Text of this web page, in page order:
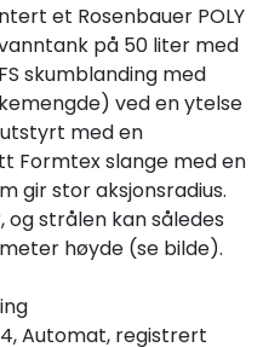
et Rosenbauer POLY
på 50 liter med
skumblanding med
ved en ytelse
med en
Formtex slange med en
gir stor aksjonsradius.
og strålen kan således
høyde (se bilde).
Automat, registrert